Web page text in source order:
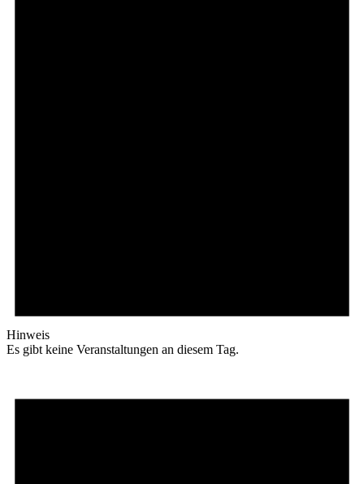
Hinweis
Es gibt keine Veranstaltungen an diesem Tag.